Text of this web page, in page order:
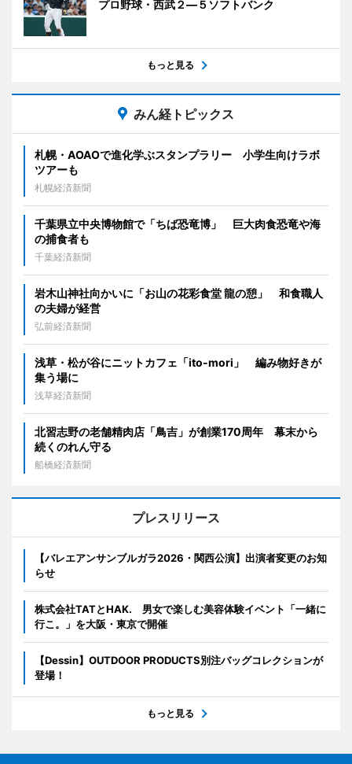
プロ野球・西武２―５ソフトバンク
もっと見る
みん経トピックス
札幌・AOAOで進化学ぶスタンプラリー 小学生向けラボ
ツアーも
札幌経済新聞
千葉県立中央博物館で「ちば恐竜博」 巨大肉食恐竜や海
の捕食者も
千葉経済新聞
岩木山神社向かいに「お山の花彩食堂 龍の憩」 和食職人
の夫婦が経営
弘前経済新聞
浅草・松が谷にニットカフェ「ito-mori」 編み物好きが
集う場に
浅草経済新聞
北習志野の老舗精肉店「鳥吉」が創業170周年 幕末から
続くのれん守る
船橋経済新聞
プレスリリース
【バレエアンサンブルガラ2026・関西公演】出演者変更のお知
らせ
株式会社TATとHAK. 男女で楽しむ美容体験イベント「一緒に
行こ。」を大阪・東京で開催
【Dessin】OUTDOOR PRODUCTS別注バッグコレクションが
登場！
もっと見る